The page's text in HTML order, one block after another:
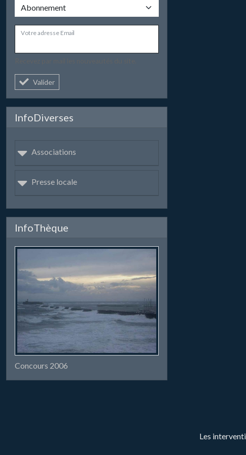
Votre adresse Email
Valider
InfoDiverses
Associations
Presse locale
InfoThèque
Concours 2006
Les